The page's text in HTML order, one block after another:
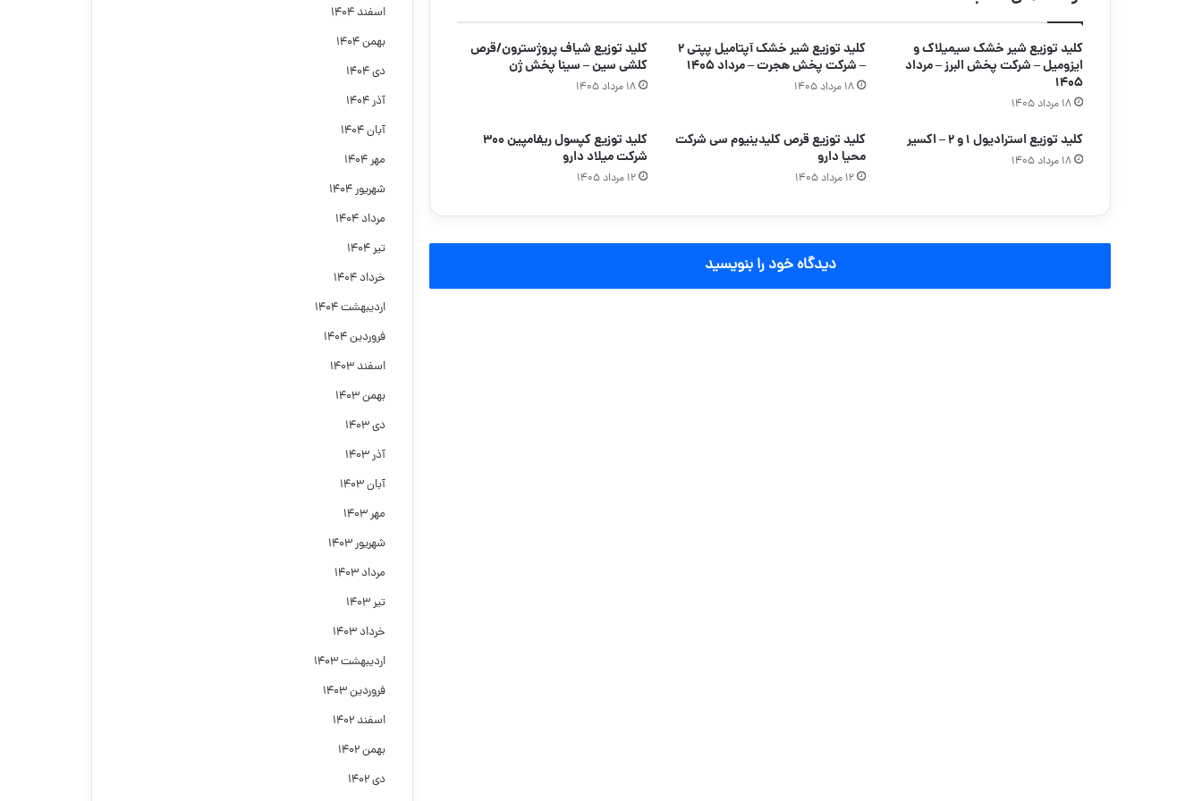
کلید توزیع شیر خشک سیمیلاک و
ایزومیل – شرکت پخش البرز – مرداد
۱۴۰۵
۱۸ مرداد ۱۴۰۵
کلید توزیع شیر خشک آپتامیل پپتی ۲
– شرکت پخش هجرت – مرداد ۱۴۰۵
۱۸ مرداد ۱۴۰۵
کلید توزیع شیاف پروژسترون/قرص
کلشی سین – سینا پخش ژن
۱۸ مرداد ۱۴۰۵
کلید توزیع استرادیول ۱ و ۲ – اکسیر
۱۸ مرداد ۱۴۰۵
کلید توزیع قرص کلیدینیوم سی شرکت
محیا دارو
۱۲ مرداد ۱۴۰۵
کلید توزیع کپسول ریفامپین ۳۰۰
شرکت میلاد دارو
۱۲ مرداد ۱۴۰۵
دیدگاه خود را بنویسید
اسفند ۱۴۰۴
بهمن ۱۴۰۴
دی ۱۴۰۴
آذر ۱۴۰۴
آبان ۱۴۰۴
مهر ۱۴۰۴
شهریور ۱۴۰۴
مرداد ۱۴۰۴
تیر ۱۴۰۴
خرداد ۱۴۰۴
اردیبهشت ۱۴۰۴
فروردین ۱۴۰۴
اسفند ۱۴۰۳
بهمن ۱۴۰۳
دی ۱۴۰۳
آذر ۱۴۰۳
آبان ۱۴۰۳
مهر ۱۴۰۳
شهریور ۱۴۰۳
مرداد ۱۴۰۳
تیر ۱۴۰۳
خرداد ۱۴۰۳
اردیبهشت ۱۴۰۳
فروردین ۱۴۰۳
اسفند ۱۴۰۲
بهمن ۱۴۰۲
دی ۱۴۰۲